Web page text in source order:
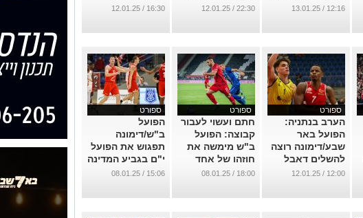
ברציפות
12:16 / 13.01.25
בסמי עופר
22:30 / 12.01.25
''מזלזלים בנו''
16:30 / 12.01.25
ספורט
הערב בנתניה:
הפועל באר
שבע/דימונה רוצה
להשלים דאבל
עונתי
12:00 / 12.01.25
ספורט
חתם ועשוי לעבור
קבוצה: הפועל
ב"ש מימשה את
חוזהו של אחד
משחקניה
18:00 / 08.01.25
ספורט
הפועל
ב"ש/דימונה
תפגוש את הפועל
י"ם בגביע המדינה
...
15:06 / 08.01.25